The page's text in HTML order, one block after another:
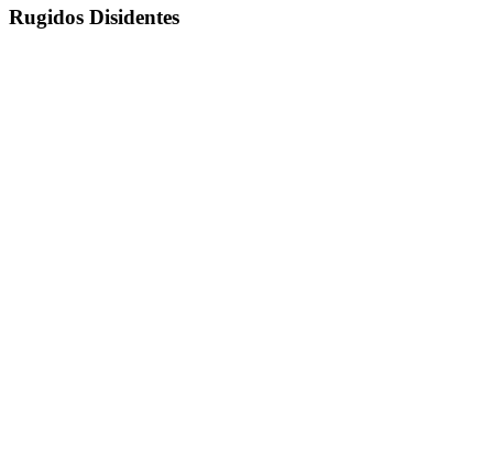
Rugidos Disidentes